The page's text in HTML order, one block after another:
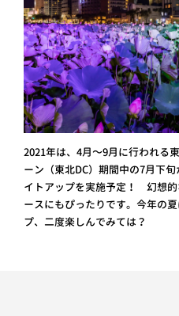
2021年は、4月～9月に行われる
ーン（東北DC）期間中の7月下
イトアップを実施予定！ 幻想
ースにもぴったりです。今年の
プ、二度楽しんでみては？